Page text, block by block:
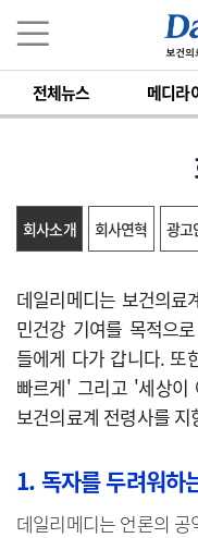
전체뉴스 메디라
회사소개 회사연혁 광고
데일리메디는 보건의
민건강 기여를 목적으
들에게 다가 갑니다. 또
빠르게' 그리고 '세상이
보건의료계 전령사를 지
1. 독자를 두려워하
데일리메디는 언론의